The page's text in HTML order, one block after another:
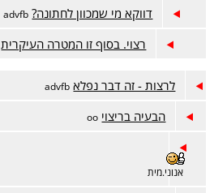
דווקא מי שמכוון לחתונה? advfb
רצוי. בסוף זו המטרה העיקרית
לרצות - זה דבר נפלא advfb
הבעיה בריצוי oo
אנוני.מית